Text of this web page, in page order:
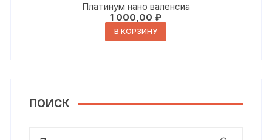
Платинум нано валенсиа
1 000,00₽
В КОРЗИНУ
ПОИСК